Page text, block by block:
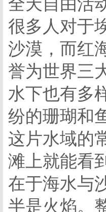
很多人对于
沙漠，而红
誉为世界三
水下也有多
纷的珊瑚和
这片水域的
滩上就能看
在于海水与
半是火焰。